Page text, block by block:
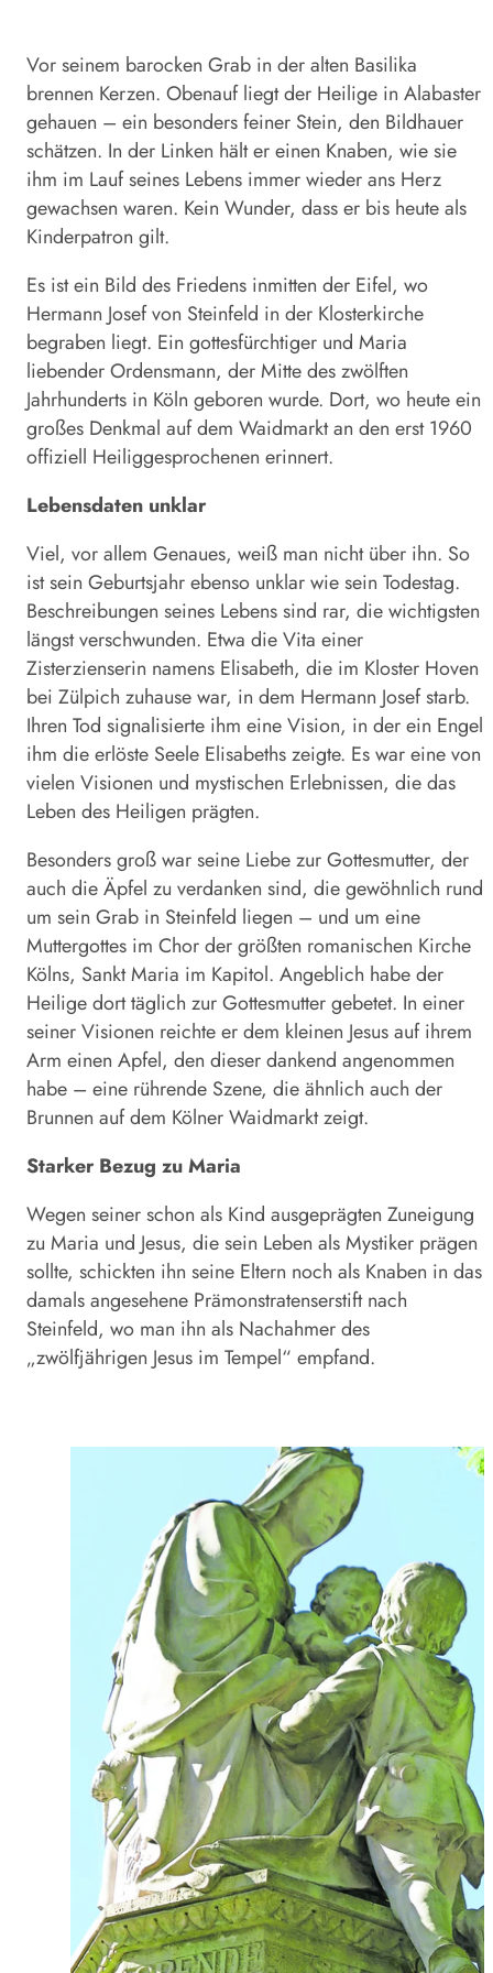
Vor seinem barocken Grab in der alten Basilika
brennen Kerzen. Obenauf liegt der Heilige in Alabaster
gehauen – ein besonders feiner Stein, den Bildhauer
schätzen. In der Linken hält er einen Knaben, wie sie
ihm im Lauf seines Lebens immer wieder ans Herz
gewachsen waren. Kein Wunder, dass er bis heute als
Kinder­patron gilt.
Es ist ein Bild des Friedens inmitten der Eifel, wo
Hermann Josef von Steinfeld in der Klosterkirche
begraben liegt. Ein gottesfürchtiger und Maria
liebender Ordensmann, der Mitte des zwölften
Jahrhunderts in Köln geboren wurde. Dort, wo heute ein
großes Denkmal auf dem Waidmarkt an den erst 1960
offiziell Heiliggesprochenen erinnert.
Lebensdaten unklar
Viel, vor allem Genaues, weiß man nicht über ihn. So
ist sein Geburtsjahr ebenso unklar wie sein Todestag.
Beschreibungen seines Lebens sind rar, die wichtigsten
längst verschwunden. Etwa die Vita einer
Zisterzienserin namens Elisabeth, die im Kloster Hoven
bei Zülpich zuhause war, in dem Hermann Josef starb.
Ihren Tod signalisierte ihm eine Vision, in der ein Engel
ihm die erlöste Seele Elisabeths zeigte. Es war eine von
vielen Visionen und mystischen Erlebnissen, die das
Leben des Heiligen prägten.
Besonders groß war seine Liebe zur Gottesmutter, der
auch die Äpfel zu verdanken sind, die gewöhnlich rund
um sein Grab in Steinfeld liegen – und um eine
Muttergottes im Chor der größten romanischen Kirche
Kölns, Sankt Maria im Kapitol. Angeblich habe der
Heilige dort täglich zur Gottesmutter gebetet. In einer
seiner Visionen reichte er dem kleinen Jesus auf ihrem
Arm einen Apfel, den dieser dankend angenommen
habe – eine rührende Szene, die ähnlich auch der
Brunnen auf dem Kölner Waidmarkt zeigt.
Starker Bezug zu Maria
Wegen seiner schon als Kind ausgeprägten Zuneigung
zu Maria und Jesus, die sein Leben als Mystiker prägen
sollte, schickten ihn seine Eltern noch als Knaben in das
damals angesehene Prämonstratenserstift nach
Steinfeld, wo man ihn als Nachahmer des
„zwölfjährigen Jesus im Tempel“ empfand.